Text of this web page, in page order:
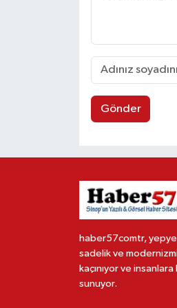
Gönder
haber57comtr,
sadelik ve
kaçınıyor ve
sunuyor.